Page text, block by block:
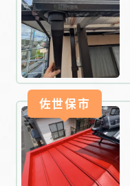
佐世保市